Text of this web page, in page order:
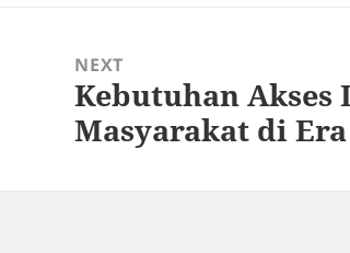
NEXT
Next
post:
Kebutuhan Akses
Masyarakat di